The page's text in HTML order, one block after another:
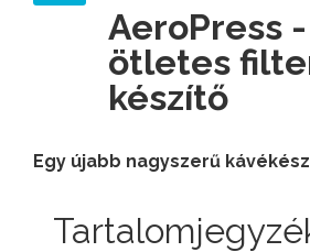
AeroPress
ötletes
készítő
Egy újabb nagyszerű